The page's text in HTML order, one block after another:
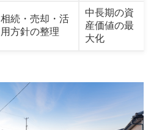
相続・売却・活
用方針の整理
中長期の資
産価値の最
大化